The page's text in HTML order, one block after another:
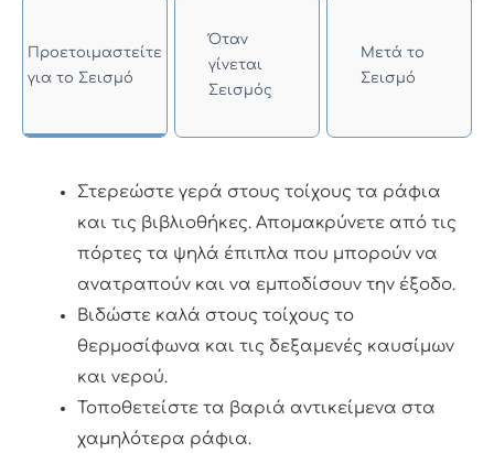
Προετοιμαστείτε
για το Σεισμό
Όταν
γίνεται
Σεισμός
Μετά το
Σεισμό
Στερεώστε γερά στους τοίχους τα ράφια
και τις βιβλιοθήκες. Απομακρύνετε από τις
πόρτες τα ψηλά έπιπλα που μπορούν να
ανατραπούν και να εμποδίσουν την έξοδο.
Βιδώστε καλά στους τοίχους το
θερμοσίφωνα και τις δεξαμενές καυσίμων
και νερού.
Τοποθετείστε τα βαριά αντικείμενα στα
χαμηλότερα ράφια.